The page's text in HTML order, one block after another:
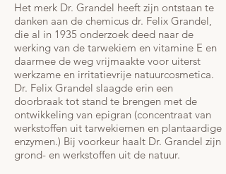
Het merk Dr. Grandel heeft zijn ontstaan te
danken aan de chemicus dr. Felix Grandel,
die al in 1935 onderzoek deed naar de
werking van de tarwekiem en vitamine E en
daarmee de weg vrijmaakte voor uiterst
werkzame en irritatievrije natuurcosmetica.
Dr. Felix Grandel slaagde erin een
doorbraak tot stand te brengen met de
ontwikkeling van epigran (concentraat van
werkstoffen uit tarwekiemen en plantaardige
enzymen.) Bij voorkeur haalt Dr. Grandel zijn
grond- en werkstoffen uit de natuur.